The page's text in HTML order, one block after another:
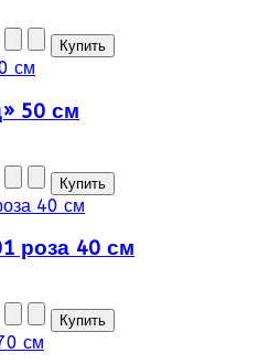
50 см
роза 40 см